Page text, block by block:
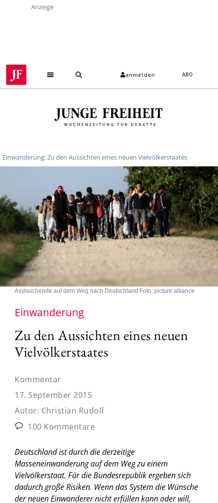
Anzeige
anmelden ABO
Einwanderung: Zu den Aussichten eines neuen Vielvölkerstaates
Asylsuchende auf dem Weg nach Deutschland Foto: picture alliance
Einwanderung
Zu den Aussichten eines neuen
Vielvölkerstaates
Kommentar
17. September 2015
Autor: Christian Rudolf
100 Kommentare
Deutschland ist durch die derzeitige
Masseneinwanderung auf dem Weg zu einem
Vielvölkerstaat. Für die Bundesrepublik ergeben sich
dadurch große Risiken. Wenn das System die Wünsche
der neuen Einwanderer nicht erfüllen kann oder will,